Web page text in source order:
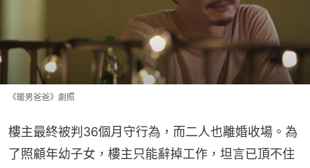
《暖男爸爸》劇照
樓主最終被判36個月守行為，而二人也離婚收場。為
了照顧年幼子女，樓主只能辭掉工作，坦言已頂不住